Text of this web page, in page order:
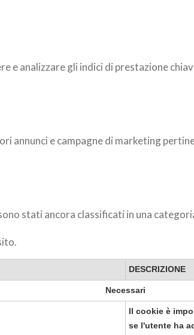
e analizzare gli indici di prestazione
annunci e campagne di marketing
stati ancora classificati in una
DESCRIZIONE
Necessari
Il cookie è
se l'utente ha